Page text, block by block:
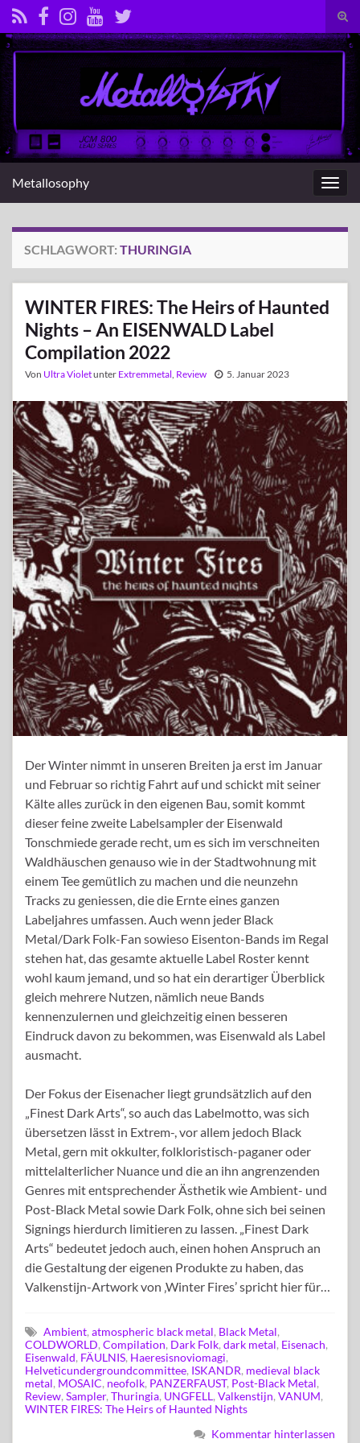
Search for:
Metallosophy
SCHLAGWORT: THURINGIA
WINTER FIRES: The Heirs of Haunted
Nights – An EISENWALD Label
Compilation 2022
Von Ultra Violetunter Extremmetal Review 5. Januar 2023
Der Winter nimmt in unseren Breiten ja erst im Januar
und Februar so richtig Fahrt auf und schickt mit seiner
Kälte alles zurück in den eigenen Bau, somit kommt
dieser feine zweite Labelsampler der Eisenwald
Tonschmiede gerade recht, um es sich im verschneiten
Waldhäuschen genauso wie in der Stadtwohnung mit
einem Tee gemütlich zu machen und die neunzehn
Tracks zu geniessen, die die Ernte eines ganzen
Labeljahres umfassen. Auch wenn jeder Black
Metal/Dark Folk-Fan sowieso Eisenton-Bands im Regal
stehen hat, das gesamte aktuelle Label Roster kennt
wohl kaum jemand, und so hat ein derartiger Überblick
gleich mehrere Nutzen, nämlich neue Bands
kennenzulernen und gleichzeitig einen besseren
Eindruck davon zu bekommen, was Eisenwald als Label
ausmacht.
Der Fokus der Eisenacher liegt grundsätzlich auf den
„Finest Dark Arts“, so auch das Labelmotto, was sich
übersetzen lässt in Extrem-, vor allem jedoch Black
Metal, gern mit okkulter, folkloristisch-paganer oder
mittelalterlicher Nuance und die an ihn angrenzenden
Genres mit entsprechender Ästhetik wie Ambient- und
Post-Black Metal sowie Dark Folk, ohne sich bei seinen
Signings hierdurch limitieren zu lassen. „Finest Dark
Arts“ bedeutet jedoch auch, einen hohen Anspruch an
die Gestaltung der eigenen Produkte zu haben, das
Valkenstijn-Artwork von ‚Winter Fires’ spricht hier für…
Ambient, atmospheric black metal, Black Metal,
COLDWORLD, Compilation, Dark Folk, dark metal, Eisenach,
Eisenwald, FÄULNIS, Haeresisnoviomagi,
Helveticundergroundcommittee, ISKANDR, medieval black
metal, MOSAIC, neofolk, PANZERFAUST, Post-Black Metal,
Review, Sampler, Thuringia, UNGFELL, Valkenstijn, VANUM,
WINTER FIRES: The Heirs of Haunted Nights
Kommentar hinterlassen